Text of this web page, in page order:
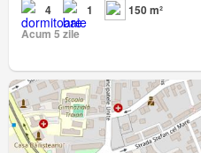
4 1
150 m²
Acum 5 zile